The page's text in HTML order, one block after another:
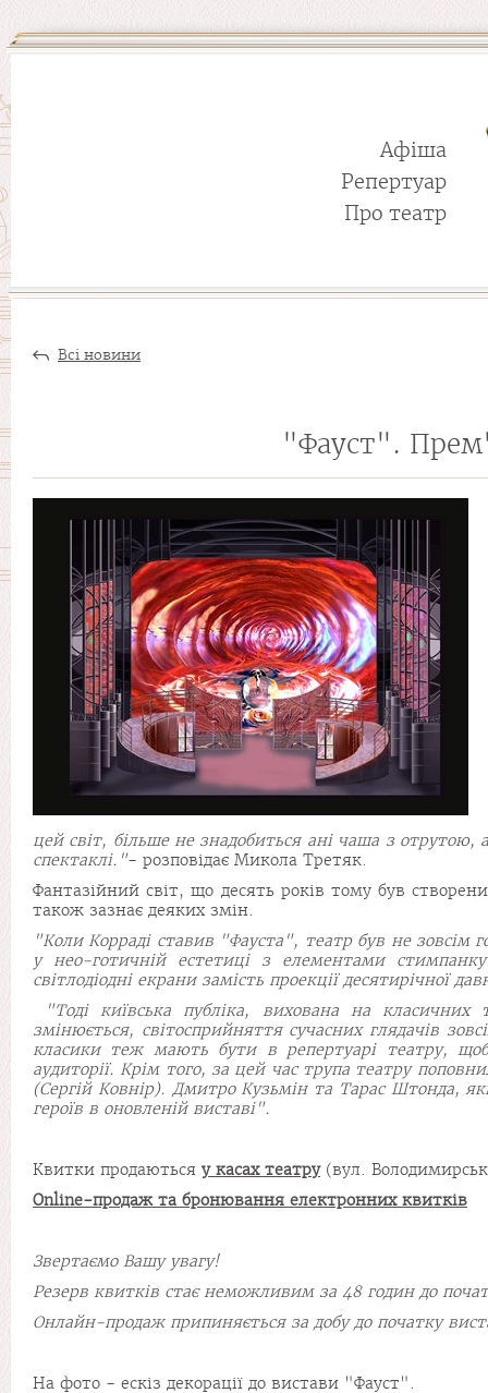
Афіша
Репертуар
Про театр
Всі новини
"Фауст".
цей світ, більше не знадобиться ані чаша з
спектаклі."- розповідає Микола Третяк.
Фантазійний світ, що десять років тому був
також зазнає деяких змін.
"Коли Корраді ставив "Фауста", театр був не зовсім
у нео-готичній естетиці з елементами
світлодіодні екрани замість проекції десятирічної
"Тоді київська публіка, вихована на класичних
змінюється, світосприйняття сучасних глядачів
класики теж мають бути в репертуарі театру,
аудиторії. Крім того, за цей час трупа театру
(Сергій Ковнір). Дмитро Кузьмін та Тарас Штонда,
героїв в оновленій виставі".
Квитки продаються у касах театру(вул.
Online-продаж та бронювання електронних квитків
Звертаємо Вашу увагу!
Резерв квитків стає неможливим за 48 годин до
Онлайн-продаж припиняється за добу до початку
На фото - ескіз декорації до вистави "Фауст".